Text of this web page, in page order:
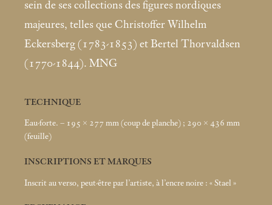
sein de ses collections des figures nordiques
majeures, telles que Christoffer Wilhelm
Eckersberg (1783-1853) et Bertel Thorvaldsen
(1770-1844). MNG
TECHNIQUE
Eau-forte. – 195 × 277 mm (coup de planche) ; 290 × 436 mm
(feuille)
INSCRIPTIONS ET MARQUES
Inscrit au verso, peut-être par l’artiste, à l’encre noire : «Stael »